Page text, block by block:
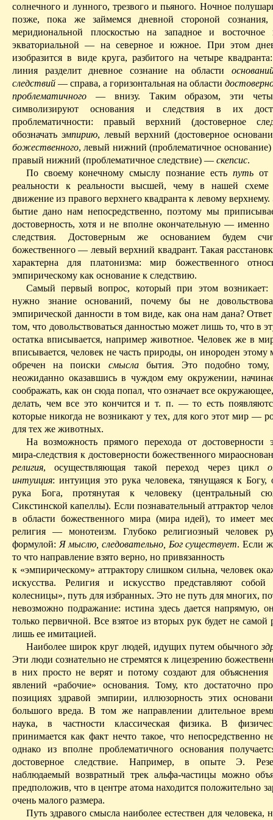
солнечного и лунного, трезвого и пьяного. Ночное
позже, пока же займемся дневной стороной сознания,
меридиональной плоскостью на западное и восточное
экваториальной — насеверное и южное. При этом
изобразится в виде круга, разбитого на четыре
линия разделит дневное сознание на области
следствий — справа, а горизонтальная на области
про­блематичного — внизу. Таким образом, эти
символизируют основания и следствия в их
проблематичности: правый верхний (достоверное
обозначать эмпирию, левый верхний (достоверное
божественного, левый нижний (проблематичное
правый нижний (проблематичное следствие) — скепсис.
По своему конечному смыслу познание есть путьот
реальности к реальности высшей, чему в нашей схеме
движение из правого верхнего квадранта к левому
бытие дано нам непосредственно, поэтому мы
достоверность, хотя и не вполне окончательную — именно
следствия. Достоверным же основанием будем
божественного — левый верхний квадрант. Такая
характерна для платонизма: мир божественного
эмпирическому как основание к следствию.
Самый первый вопрос, который при этом возникает:
нужно знание
оснований, почему бы не
эмпирической данности в том виде, как она нам дана? Ответ
том, что довольствоваться данностью может лишь то, что в
остатка вписывается, например животное. Человек же в
вписывается, человек не часть природы, он инороден
обречен на поиски смысла бытия. Это подобно тому,
неожиданно оказавшись в чуждом ему окружении,
соображать, как он сюда попал, что означает все
делать, чем все это кончится и т. п. — то есть
которые никогда не возникают у тех, для кого этот мир —
для тех же животных.
На возможность прямого перехода от достоверности
мира-следствия к достоверности божественного
религия, осуществляющая такой переход через цикл
интуиция: интуиция это рука человека, тянущаяся к
рука Бога, протянутая к человеку (центральный
Сикстинской капеллы). Если познавательный аттрактор
в области божественного мира (мира идей), то имеет
религия — монотеизм. Глубоко религиозный человек
формулой:Я мыслю, следовательно, Бог существует. Если
то что направление взято верно, но привязанность
к «эмпирическому» аттрактору слишком сильна, человек
искусства. Религия и искусство представляют
колесницы», путь для избранных. Это не путь для многих,
невозможно подражание: истина здесь дается напрямую,
только первичной. Все взятое из вторых рук будет не самой
лишь ее ими­тацией.
Наиболее широк круг людей, идущих путем обычного
Эти люди сознательно не стремятся к лицезрению
в них просто не верят и потому создают для объяснения
явлений «рабочие» основания. Тому, кто достаточно
позициях здравой эмпирии, иллюзорность этих
большого вреда. В том же направлении длительное
наука, в частности классическая физика. В
принимается как факт нечто такое, что непосредственно
однако из вполне проблематичного основания
достоверное следствие. Например, в опыте Э.
наблюдаемый возвратный трек альфа-частицы можно
предположив, что в центре атома находится положительно
очень малого размера.
Путь здравого смысла наиболее естествен для человека,